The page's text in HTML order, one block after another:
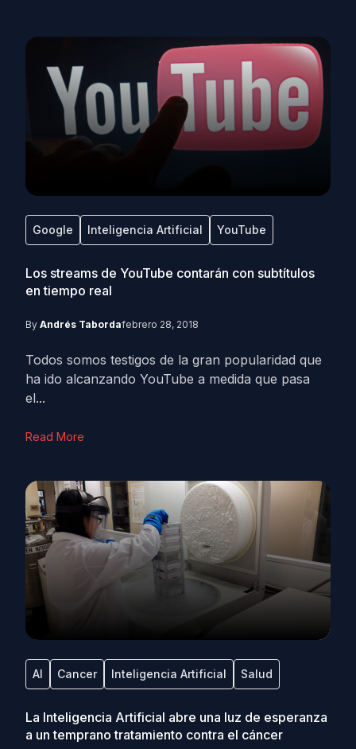
Google Inteligencia Artificial YouTube
Los streams de YouTube contarán con subtítulos
en tiempo real
By Andrés Tabordafebrero 28, 2018
Todos somos testigos de la gran popularidad que
ha ido alcanzando YouTube a medida que pasa
el...
Read More
AI Cancer Inteligencia Artificial Salud
La Inteligencia Artificial abre una luz de esperanza
a un temprano tratamiento contra el cáncer